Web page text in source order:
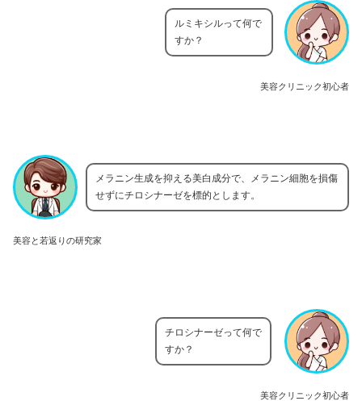
美容クリニック初心者
ルミキシルって何で
すか？
美容と若返りの研究家
メラニン生成を抑える美白成分で、メラニン細胞を損傷
せずにチロシナーゼを標的とします。
美容クリニック初心者
チロシナーゼって何で
すか？